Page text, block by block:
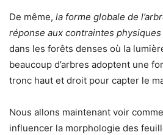
De même, la forme globale de
réponse aux contraintes
dans les forêts denses où la
beaucoup d’arbres adoptent une
tronc haut et droit pour capter le
Nous allons maintenant voir
influencer la morphologie des